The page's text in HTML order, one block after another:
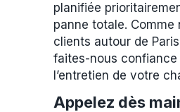
planifiée
panne totale. Comme
clients autour de
faites-nous confiance
l’entretien de votre
Appelez dès